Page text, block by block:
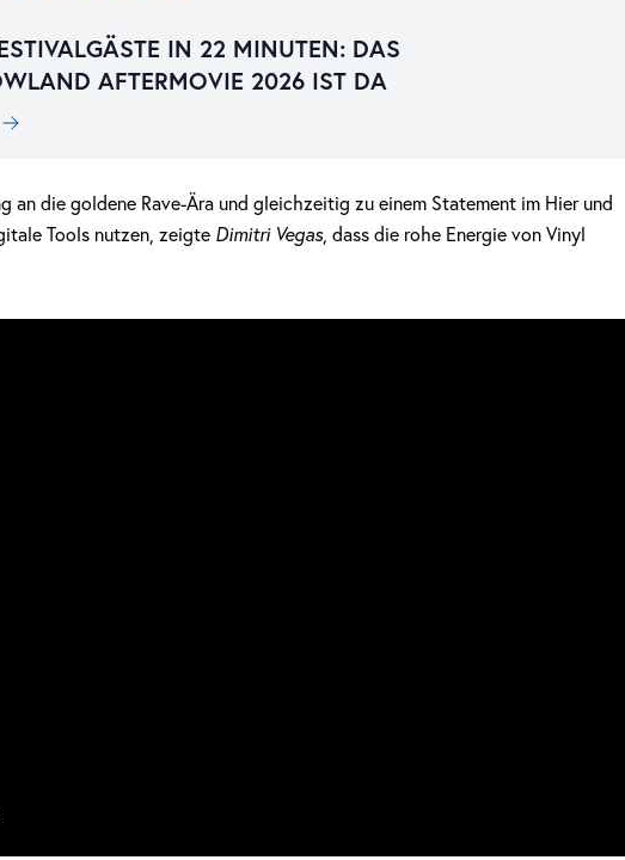
IN 22 MINUTEN: DAS
AFTERMOVIE 2026 IST DA
an die goldene Rave-Ära und gleichzeitig zu einem Statement im Hier und
Tools nutzen, zeigte Dimitri Vegas, dass die rohe Energie von Vinyl